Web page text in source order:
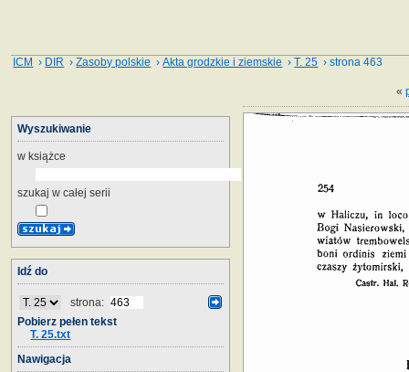
ICM › DIR ›Zasoby polskie ›Akta grodzkie i ziemskie ›T. 25 › strona 463
«
Wyszukiwanie
w książce
szukaj w całej serii
Idź do
strona:
Pobierz pełen tekst
T. 25.txt
Nawigacja